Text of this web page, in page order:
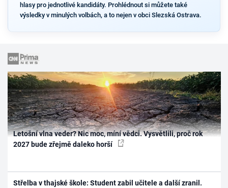
hlasy pro jednotlivé kandidáty. Prohlédnout si můžete také
výsledky v minulých volbách, a to nejen v obci Slezská Ostrava.
Letošní vlna veder? Nic moc, míní vědci. Vysvětlili, proč rok
2027 bude zřejmě daleko horší
Střelba v thajské škole: Student zabil učitele a další zranil.